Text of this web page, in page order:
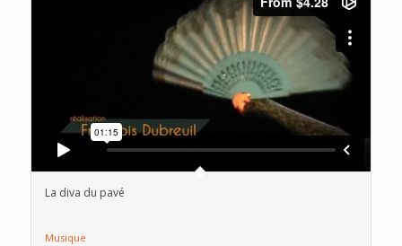
La diva du pavé
Musique